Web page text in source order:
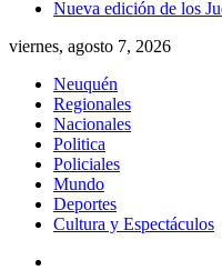
Nueva edición de los
viernes, agosto 7, 2026
Neuquén
Regionales
Nacionales
Politica
Policiales
Mundo
Deportes
Cultura y Espectáculos